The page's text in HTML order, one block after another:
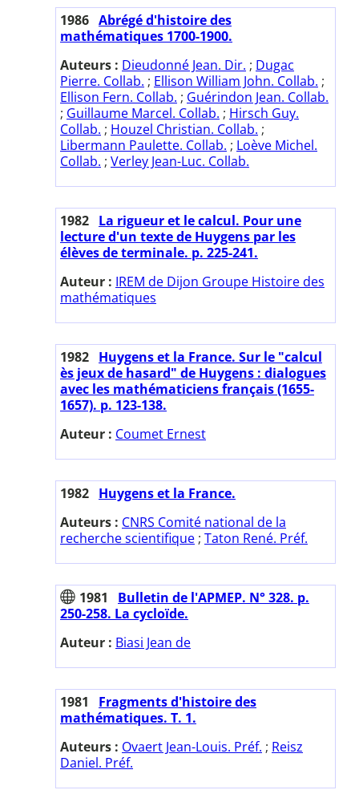
1986 Abrégé d'histoire des
mathématiques 1700-1900.
Auteurs : Dieudonné Jean. Dir. ; Dugac
Pierre. Collab. ; Ellison William John. Collab. ;
Ellison Fern. Collab. ; Guérindon Jean. Collab.
; Guillaume Marcel. Collab. ; Hirsch Guy.
Collab. ; Houzel Christian. Collab. ;
Libermann Paulette. Collab. ; Loève Michel.
Collab. ; Verley Jean-Luc. Collab.
1982 La rigueur et le calcul. Pour une
lecture d'un texte de Huygens par les
élèves de terminale. p. 225-241.
Auteur : IREM de Dijon Groupe Histoire des
mathématiques
1982 Huygens et la France. Sur le "calcul
ès jeux de hasard" de Huygens : dialogues
avec les mathématiciens français (1655-
1657). p. 123-138.
Auteur : Coumet Ernest
1982 Huygens et la France.
Auteurs : CNRS Comité national de la
recherche scientifique ; Taton René. Préf.
1981
Bulletin de l'APMEP. N° 328. p.
250-258. La cycloïde.
Auteur : Biasi Jean de
1981
Fragments d'histoire des
mathématiques. T. 1.
Auteurs : Ovaert Jean-Louis. Préf. ; Reisz
Daniel. Préf.